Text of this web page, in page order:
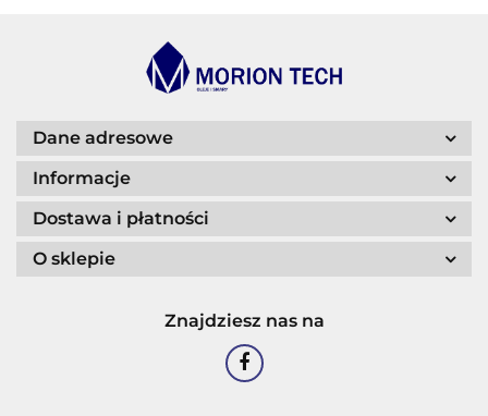
Dane adresowe
Informacje
Dostawa i płatności
O sklepie
Znajdziesz nas na